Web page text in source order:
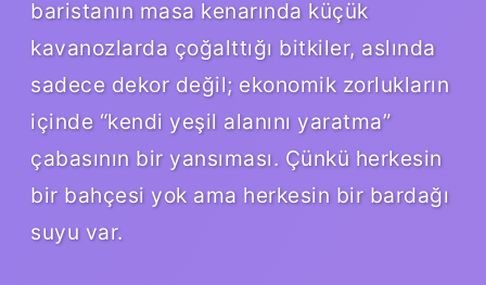
baristanın masa kenarında küçük
kavanozlarda çoğalttığı bitkiler, aslında
sadece dekor değil; ekonomik zorlukların
içinde “kendi yeşil alanını yaratma”
çabasının bir yansıması. Çünkü herkesin
bir bahçesi yok ama herkesin bir bardağı
suyu var.